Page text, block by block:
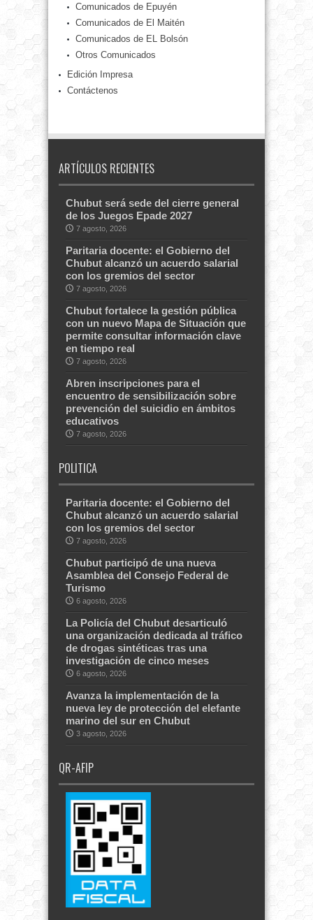
Comunicados de Epuyén
Comunicados de El Maitén
Comunicados de EL Bolsón
Otros Comunicados
Edición Impresa
Contáctenos
ARTÍCULOS RECIENTES
Chubut será sede del cierre general
de los Juegos Epade 2027
7 agosto, 2026
Paritaria docente: el Gobierno del
Chubut alcanzó un acuerdo salarial
con los gremios del sector
7 agosto, 2026
Chubut fortalece la gestión pública
con un nuevo Mapa de Situación que
permite consultar información clave
en tiempo real
7 agosto, 2026
Abren inscripciones para el
encuentro de sensibilización sobre
prevención del suicidio en ámbitos
educativos
7 agosto, 2026
POLITICA
Paritaria docente: el Gobierno del
Chubut alcanzó un acuerdo salarial
con los gremios del sector
7 agosto, 2026
Chubut participó de una nueva
Asamblea del Consejo Federal de
Turismo
6 agosto, 2026
La Policía del Chubut desarticuló
una organización dedicada al tráfico
de drogas sintéticas tras una
investigación de cinco meses
6 agosto, 2026
Avanza la implementación de la
nueva ley de protección del elefante
marino del sur en Chubut
3 agosto, 2026
QR-AFIP